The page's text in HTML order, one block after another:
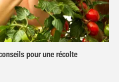
pour une récolte